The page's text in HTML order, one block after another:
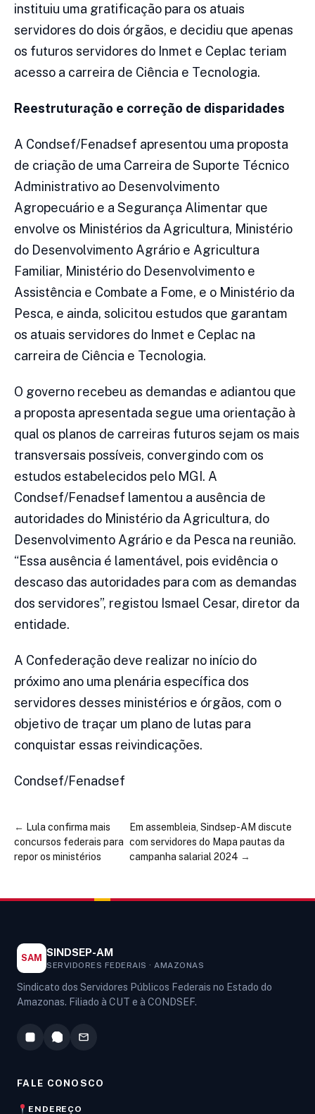
instituiu uma gratificação para os atuais
servidores do dois órgãos, e decidiu que apenas
os futuros servidores do Inmet e Ceplac teriam
acesso a carreira de Ciência e Tecnologia.
Reestruturação e correção de disparidades
A Condsef/Fenadsef apresentou uma proposta
de criação de uma Carreira de Suporte Técnico
Administrativo ao Desenvolvimento
Agropecuário e a Segurança Alimentar que
envolve os Ministérios da Agricultura, Ministério
do Desenvolvimento Agrário e Agricultura
Familiar, Ministério do Desenvolvimento e
Assistência e Combate a Fome, e o Ministério da
Pesca, e ainda, solicitou estudos que garantam
os atuais servidores do Inmet e Ceplac na
carreira de Ciência e Tecnologia.
O governo recebeu as demandas e adiantou que
a proposta apresentada segue uma orientação à
qual os planos de carreiras futuros sejam os mais
transversais possíveis, convergindo com os
estudos estabelecidos pelo MGI. A
Condsef/Fenadsef lamentou a ausência de
autoridades do Ministério da Agricultura, do
Desenvolvimento Agrário e da Pesca na reunião.
“Essa ausência é lamentável, pois evidência o
descaso das autoridades para com as demandas
dos servidores”, registou Ismael Cesar, diretor da
entidade.
A Confederação deve realizar no início do
próximo ano uma plenária específica dos
servidores desses ministérios e órgãos, com o
objetivo de traçar um plano de lutas para
conquistar essas reivindicações.
Condsef/Fenadsef
← Lula confirma mais
concursos federais para
repor os ministérios
Em assembleia, Sindsep-AM discute
com servidores do Mapa pautas da
campanha salarial 2024 →
SAM SINDSEP-AM
SERVIDORES FEDERAIS · AMAZONAS
Sindicato dos Servidores Públicos Federais no Estado do
Amazonas. Filiado à CUT e à CONDSEF.
FALE CONOSCO
ENDEREÇO